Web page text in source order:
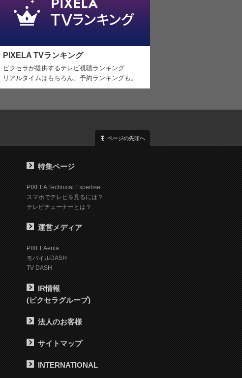
PIXELA TVランキング
ピクセラが提供するテレビ視聴ランキング
リアルタイムはもちろん、予約ランキングも。
ページの先頭へ
特集ページ
PIXELA Technical Expertise
スマホでテレビを見るには？
テレビチューナーとは？
運営メディア
PIXELAenta
モバイルDASH
TV DASH
IR情報
(ピクセラグループ)
法人のお客様
サイトマップ
INTERNATIONAL